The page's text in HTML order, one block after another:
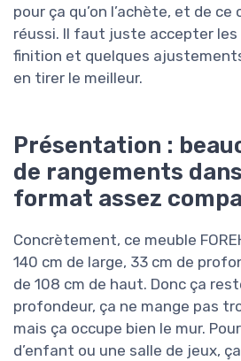
pour ça qu’on l’achète, et de
réussi. Il faut juste accepter
finition et quelques
en tirer le meilleur.
Présentation :
de rangements
format assez
Concrètement, ce meuble
140 cm de large, 33 cm de
de 108 cm de haut. Donc ça
profondeur, ça ne mange pas
mais ça occupe bien le mur.
d’enfant ou une salle de jeux,